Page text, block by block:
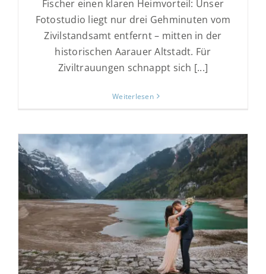
Fischer einen klaren Heimvorteil: Unser
Fotostudio liegt nur drei Gehminuten vom
Zivilstandsamt entfernt – mitten in der
historischen Aarauer Altstadt. Für
Ziviltrauungen schnappt sich [...]
Weiterlesen
Hochzeitsfotos bei schlechtem Wetter:
Auch das ist kein Problem
Fotoshootings Hochzeiten